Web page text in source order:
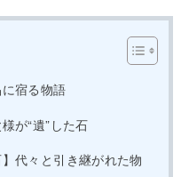
宿る物語
が“遺”した石
代々と引き継がれた物